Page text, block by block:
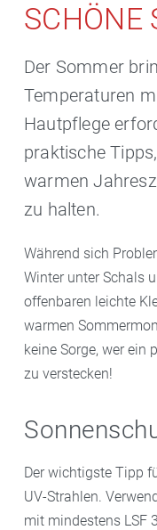
SCHÖNE
Der Sommer
Temperaturen
Hautpflege
praktische
warmen
zu halten.
Während sich
Winter unter Schals
offenbaren leichte
warmen
keine Sorge, wer ein
zu verstecken!
Der wichtigste Tipp
UV-Strahlen.
mit mindestens LSF